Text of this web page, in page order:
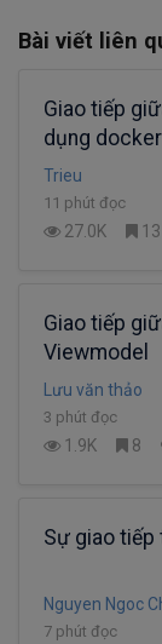
Bài viết liên
Giao tiếp
dụng
Trieu
11 phút đọc
27.0K 13
Giao tiếp
Viewmodel
Lưu văn thảo
3 phút đọc
1.9K 8
Sự giao
Nguyen Ngoc
7 phút đọc